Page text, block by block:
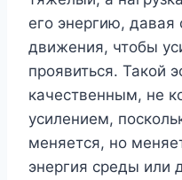
его энергию, давая
движения, чтобы
проявиться. Такой
качественным, не
усилением,
меняется, но
энергия среды или